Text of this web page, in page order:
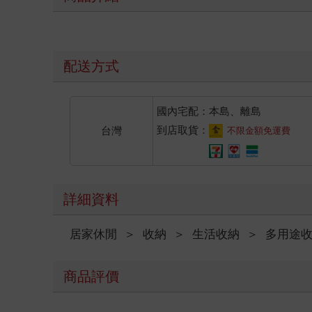
配送方式
台灣
國內宅配：本島、離島
到店取貨：
不限金額免運費
詳細資料
居家休閒 ＞ 收納 ＞ 生活收納 ＞ 多用途
商品評價